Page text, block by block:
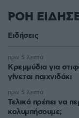
ΡΟΗ
Ειδήσεις
Κρεμμύδια για
γίνεται παιχνιδάκι
πριν 5 λεπτά
Τελικά πρέπει να
κολυμπήσουμε;
πριν 5 λεπτά